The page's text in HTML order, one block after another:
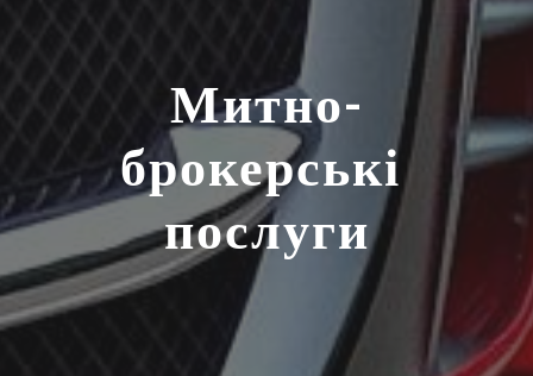
Митно-
брокерські
послуги